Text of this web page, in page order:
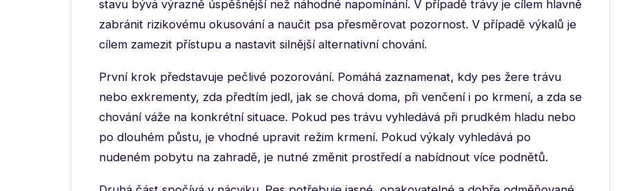
stavu bývá výrazně úspěšnější než náhodné napomínání. V případě trávy je cílem hlavně
zabránit rizikovému okusování a naučit psa přesměrovat pozornost. V případě výkalů je
cílem zamezit přístupu a nastavit silnější alternativní chování.
První krok představuje pečlivé pozorování. Pomáhá zaznamenat, kdy pes žere trávu
nebo exkrementy, zda předtím jedl, jak se chová doma, při venčení i po krmení, a zda se
chování váže na konkrétní situace. Pokud pes trávu vyhledává při prudkém hladu nebo
po dlouhém půstu, je vhodné upravit režim krmení. Pokud výkaly vyhledává po
nudeném pobytu na zahradě, je nutné změnit prostředí a nabídnout více podnětů.